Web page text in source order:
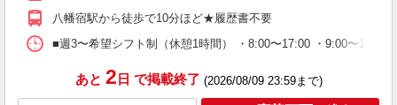
八幡宿駅から徒歩で10分ほど★履歴書不要
■週3〜希望シフト制（休憩1時間） ・8:00〜17:00 ・9:00〜
あと 2 日 で掲載終了 (2026/08/09 23:59まで)